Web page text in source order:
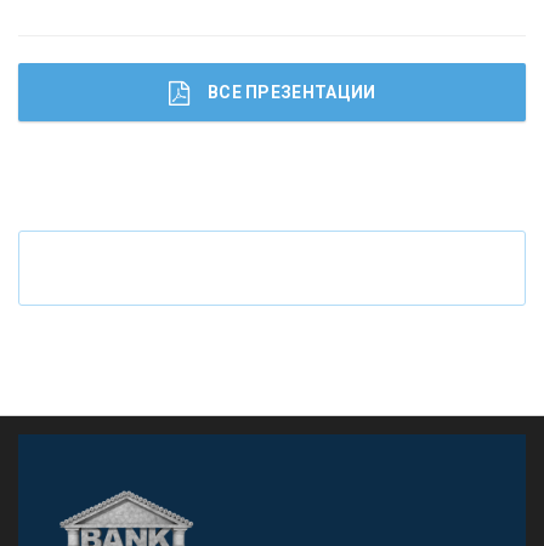
ВСЕ ПРЕЗЕНТАЦИИ